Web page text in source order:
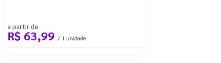
a partir de
R$ 63,99 / 1 unidade